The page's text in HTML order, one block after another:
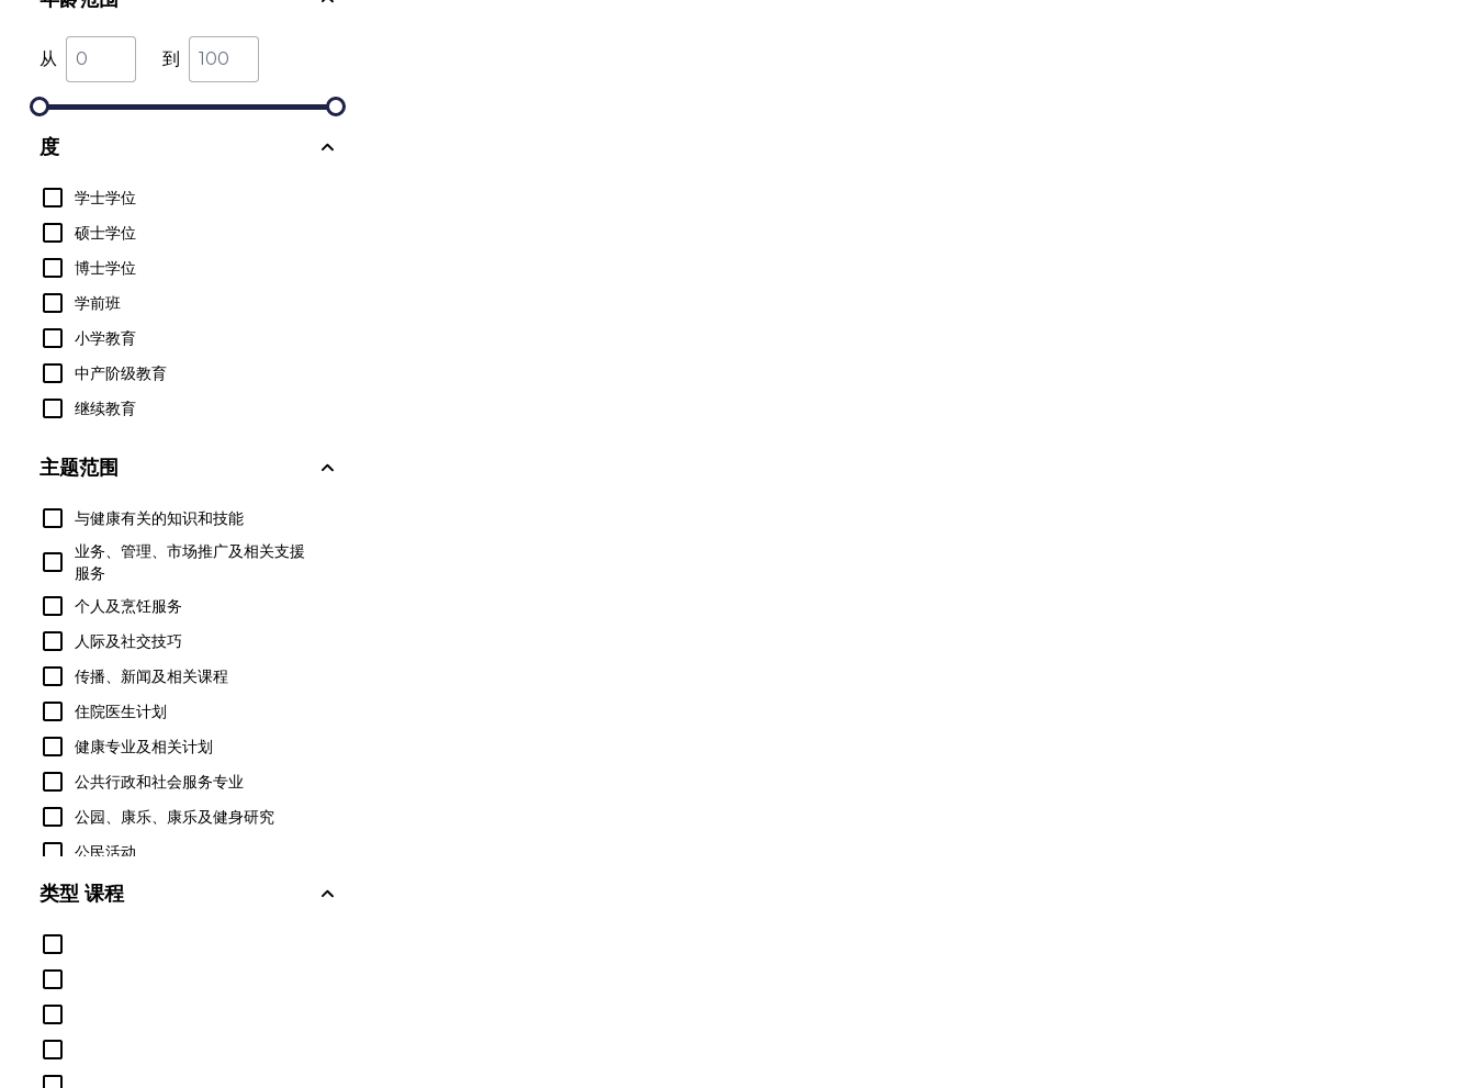
从 到
度
学士学位
硕士学位
博士学位
学前班
小学教育
中产阶级教育
继续教育
主题范围
与健康有关的知识和技能
业务、管理、市场推广及相关支援
服务
个人及烹饪服务
人际及社交技巧
传播、新闻及相关课程
住院医生计划
健康专业及相关计划
公共行政和社会服务专业
公园、康乐、康乐及健身研究
公民活动
军事技术与应用科学
类型 课程